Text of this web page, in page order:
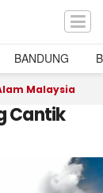
BANDUNG
Malaysia
Cantik